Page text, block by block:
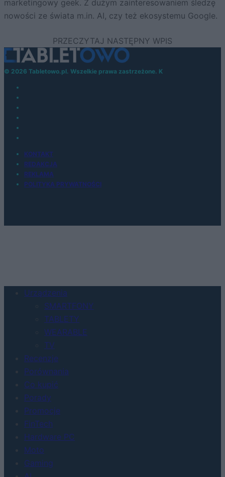
marketingowy geek. Z dużym zainteresowaniem śledzę
nowości ze świata m.in. AI, czy też ekosystemu Google.
© 2026 Tabletowo.pl. Wszelkie prawa zastrzeżone. K
KONTAKT
REDAKCJA
REKLAMA
POLITYKA PRYWATNOŚCI
Urządzenia
SMARTFONY
TABLETY
WEARABLE
TV
Recenzje
Porównania
Co kupić
Porady
Promocje
FinTech
Hardware PC
Moto
Gaming